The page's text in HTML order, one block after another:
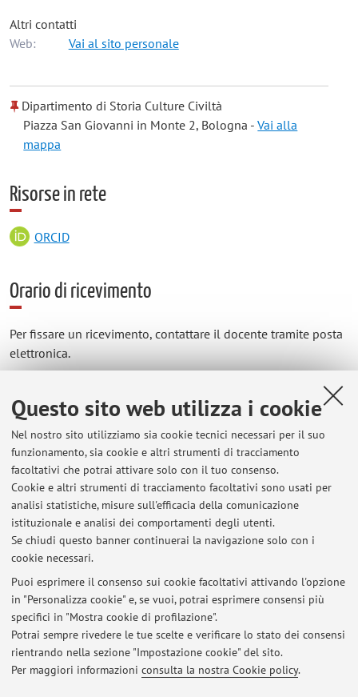
Questo sito web utilizza i cookie
Nel nostro sito utilizziamo sia cookie tecnici necessari per il suo
funzionamento, sia cookie e altri strumenti di tracciamento
facoltativi che potrai attivare solo con il tuo consenso.
Cookie e altri strumenti di tracciamento facoltativi sono usati per
analisi statistiche, misure sull'efficacia della comunicazione
istituzionale e analisi dei comportamenti degli utenti.
Se chiudi questo banner continuerai la navigazione solo con i
cookie necessari.
Puoi esprimere il consenso sui cookie facoltativi attivando l'opzione
in "Personalizza cookie" e, se vuoi, potrai esprimere consensi più
specifici in "Mostra cookie di profilazione".
Potrai sempre rivedere le tue scelte e verificare lo stato dei consensi
rientrando nella sezione "Impostazione cookie" del sito.
Per maggiori informazioni consulta la nostra Cookie policy.
Altri contatti
Web:
Vai al sito personale
Dipartimento di Storia Culture Civiltà
Piazza San Giovanni in Monte 2, Bologna -Vai alla
mappa
Risorse in rete
ORCID
Orario di ricevimento
Per fissare un ricevimento, contattare il docente tramite posta
elettronica.
Ultimi avvisi
Sospensione delle lezioni per la giornata di mercoledì 19 novembre
Pubblicato il: 19 novembre 2025
Lezioni di giovedì 2 ottobre esclusivamente in modalità online
Pubblicato il: 02 ottobre 2025
Adesione allo sciopero di lunedì 22 settembre 2025
Pubblicato il: 20 settembre 2025